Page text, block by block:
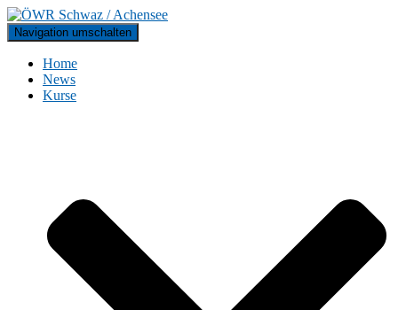
Navigation umschalten
Home
News
Kurse